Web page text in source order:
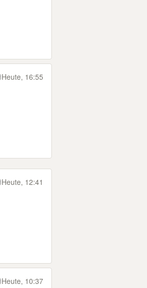
Heute, 16:55
Heute, 12:41
Heute, 10:37